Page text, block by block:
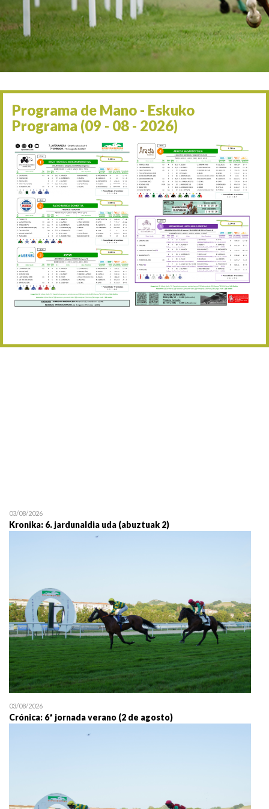
06/09 17:30 Irailaren 6a / 6 de
13/09 17:30 Irailaren 13a / 13 de
30/09 11:30 Irailaren 30a / 30 de
11/06 11:30
05/07 11:30 Uztailaren 5a / 5 de julio
12/07 11:30 Uztailaren 12a / 12 de
19/07 11:30 Uztailaren 19a / 19 de
25/07 11:30 Uztailaren 25a / 25 de
02/08 17:30 Abuztuaren 2a / 2 de
09/08 17:30 Abuztuaren 9a / 9 de
12/08 12:24 Abuztaren 12a / 12 de
15/08 17:05 Abuztuaren 15a / 15 de
30/08 17:30 Abuztuaren 30a / 30 de
19/07 11:30
Programa de Mano - Eskuko
Programa (09 - 08 - 2026)
03/08/2026
Kronika: 6. jardunaldia uda (abuztuak 2)
03/08/2026
Crónica: 6ª jornada verano (2 de agosto)